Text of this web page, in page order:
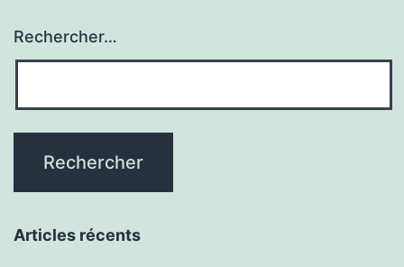
Rechercher…
Articles récents